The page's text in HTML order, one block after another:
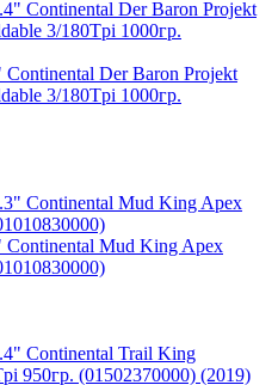
Der Baron Projekt
3/180Tpi 1000гр.
Mud King Apex